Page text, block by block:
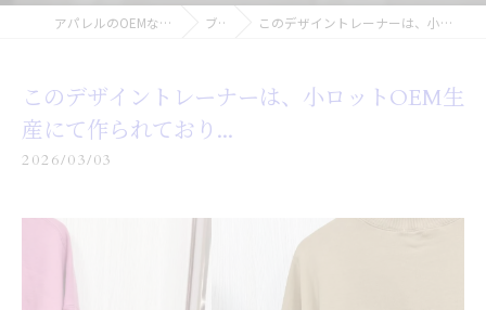
アパレルのOEMなら合同会社オーリス ブログ このデザイントレーナーは、小ロットOEM生産にて作られており...
このデザイントレーナーは、小ロットOEM生
産にて作られており...
2026/03/03